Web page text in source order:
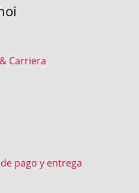
Carriera
pago y entrega